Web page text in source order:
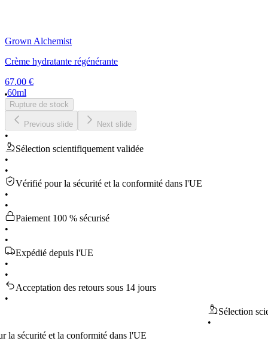
Grown Alchemist
Crème hydratante régénérante
67.00 €
60ml
Rupture de stock
Previous slide Next slide
•
Sélection scientifiquement validée
•
•
Vérifié pour la sécurité et la conformité dans l'UE
•
•
Paiement 100 % sécurisé
•
•
Expédié depuis l'UE
•
•
Acceptation des retours sous 14 jours
•
Sélection
et la conformité dans l'UE